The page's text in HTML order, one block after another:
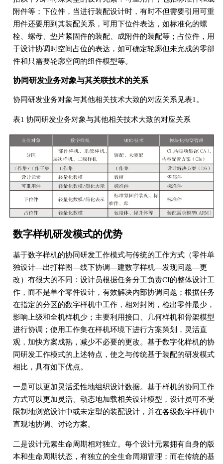
附件等；下位件，当进行装配设计时，有时不但需要引用可重
用件还要用到其装配关系，可用下位件表达，如标准化的螺
栓、螺母、垫片紧固件的装配、成附件的装配等；占位件，用
于设计协调时空间占位的表达，如可确定轮廓但未完成的零部
件和只需要轮廓空间的组件模型等。
协同研发业务对象与其关联技术的关系
协同研发业务对象与其他相关技术大致的对应关系见表1。
表1 协同研发业务对象与其他相关技术大致的对应关系
数字样机研发模式的优势
基于数字样机的协同研发工作模式与传统的工作方式（零件单
独设计—出打样图—线下协调—建数字样机—发现问题—更
改）有很大的不同：设计员根据任务分工负责CI的整体设计工
作，而不是单个零件设计，有效解决内部协调问题；根据任务
在指定的分区的数字样机中工作，相对封闭，检出零件最少，
影响上级和全机样机少；主要利用接口、几何样机和骨架模型
进行协调；使用工作集在样机环境下进行方案策划，灵活直
观，加快方案成熟，减少不必要的更改。基于数字化样机的协
同研发工作模式的上述特点，使之与传统基于装配的研发模式
相比，具有如下优点。
一是可以更加灵活柔性地组织设计数据。基于样机的协同工作
方式可以更加灵活、动态地加载相关设计模型，设计员可不受
限制地浏览设计中或未定型的装配设计，并在各级数字样机中
直观地协调、讨论方案。
二是设计元素生命周期相对独立。每个设计元素拥有自身的版
本和生命周期状态，有独立的全生命周期管理；而在传统的基